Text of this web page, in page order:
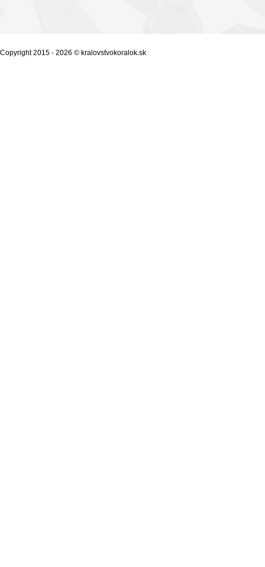
Copyright 2015 - 2026 © kralovstvokoralok.sk